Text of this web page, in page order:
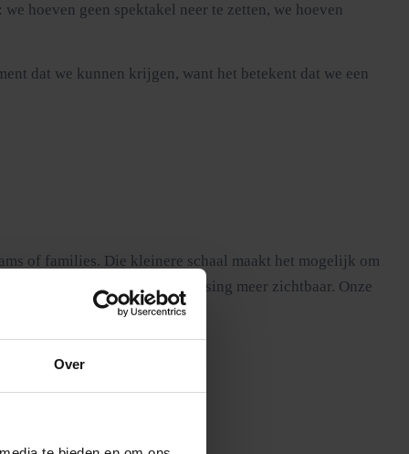
Over
hoeven geen spektakel neer te zetten, we hoeven
dat we kunnen krijgen, want het betekent dat we een
of families. Die kleinere schaal maakt het mogelijk om
en elke tactische beslissing meer zichtbaar. Onze
vijftig man speelt.